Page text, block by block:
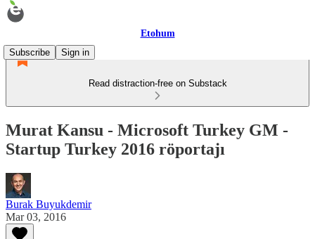
Etohum
Subscribe
Sign in
Read distraction-free on Substack
Murat Kansu - Microsoft Turkey GM -
Startup Turkey 2016 röportajı
Burak Buyukdemir
Mar 03, 2016